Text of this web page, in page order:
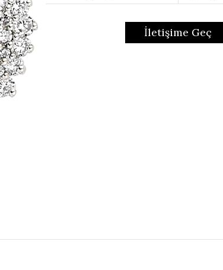
İletişime Geç